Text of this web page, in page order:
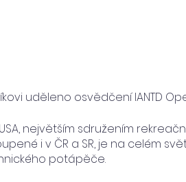
uděleno osvědčení IANTD
největším sdružením
i v ČR a SR, je na celém
potápěče.